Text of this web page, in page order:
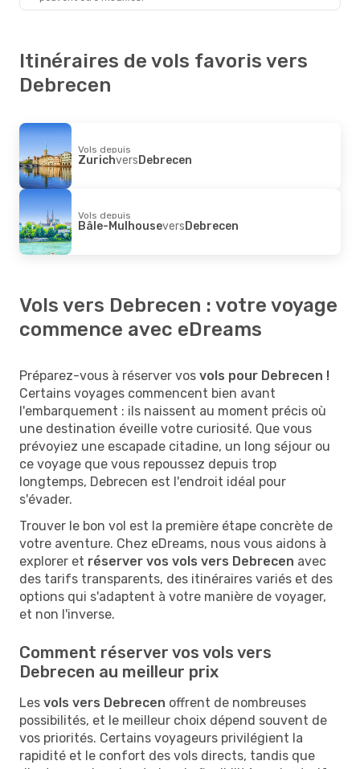
Itinéraires de vols favoris vers
Debrecen
Vols depuis
ZurichversDebrecen
Vols depuis
Bâle-MulhouseversDebrecen
Vols vers Debrecen : votre voyage
commence avec eDreams
Préparez-vous à réserver vos vols pour Debrecen !
Certains voyages commencent bien avant
l'embarquement : ils naissent au moment précis où
une destination éveille votre curiosité. Que vous
prévoyiez une escapade citadine, un long séjour ou
ce voyage que vous repoussez depuis trop
longtemps, Debrecen est l'endroit idéal pour
s'évader.
Trouver le bon vol est la première étape concrète de
votre aventure. Chez eDreams, nous vous aidons à
explorer et réserver vos vols vers Debrecen avec
des tarifs transparents, des itinéraires variés et des
options qui s'adaptent à votre manière de voyager,
et non l'inverse.
Comment réserver vos vols vers
Debrecen au meilleur prix
Les vols vers Debrecen offrent de nombreuses
possibilités, et le meilleur choix dépend souvent de
vos priorités. Certains voyageurs privilégient la
rapidité et le confort des vols directs, tandis que